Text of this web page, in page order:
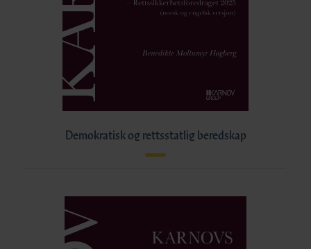
Demokratisk og rettsstatlig beredskap